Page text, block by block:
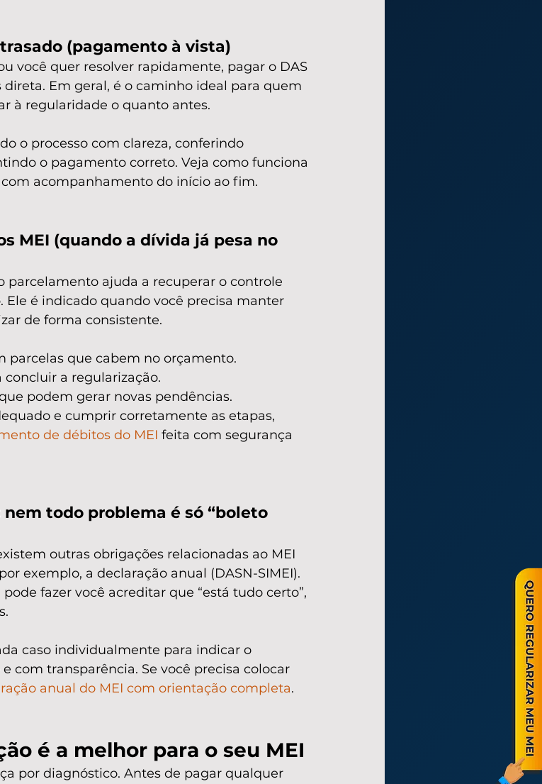
(pagamento à vista)
você quer resolver rapidamente, pagar o DAS
Em geral, é o caminho ideal para quem
à regularidade o quanto antes.
o processo com clareza, conferindo
o pagamento correto. Veja como funciona
com acompanhamento do início ao fim.
MEI (quando a dívida já pesa no
parcelamento ajuda a recuperar o controle
Ele é indicado quando você precisa manter
de forma consistente.
parcelas que cabem no orçamento.
a regularização.
podem gerar novas pendências.
e cumprir corretamente as etapas,
de débitos do MEI feita com segurança
nem todo problema é só “boleto
outras obrigações relacionadas ao MEI
exemplo, a declaração anual (DASN-SIMEI).
fazer você acreditar que “está tudo certo”,
caso individualmente para indicar o
com transparência. Se você precisa colocar
anual do MEI com orientação completa.
é a melhor para o seu MEI
por diagnóstico. Antes de pagar qualquer